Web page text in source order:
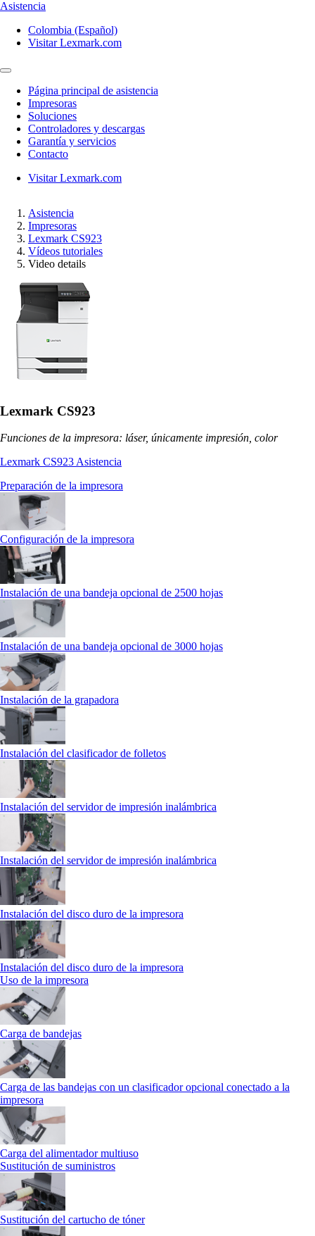
Asistencia
Colombia (Español)
Visitar Lexmark.com
Página principal de asistencia
Impresoras
Soluciones
Controladores y descargas
Garantía y servicios
Contacto
Visitar Lexmark.com
Asistencia
Impresoras
Lexmark CS923
Vídeos tutoriales
Video details
Lexmark CS923
Funciones de la impresora: láser, únicamente impresión, color
Lexmark CS923 Asistencia
Preparación de la impresora
Configuración de la impresora
Instalación de una bandeja opcional de 2500 hojas
Instalación de una bandeja opcional de 3000 hojas
Instalación de la grapadora
Instalación del clasificador de folletos
Instalación del servidor de impresión inalámbrica
Instalación del servidor de impresión inalámbrica
Instalación del disco duro de la impresora
Instalación del disco duro de la impresora
Uso de la impresora
Carga de bandejas
Carga de las bandejas con un clasificador opcional conectado a la
impresora
Carga del alimentador multiuso
Sustitución de suministros
Sustitución del cartucho de tóner